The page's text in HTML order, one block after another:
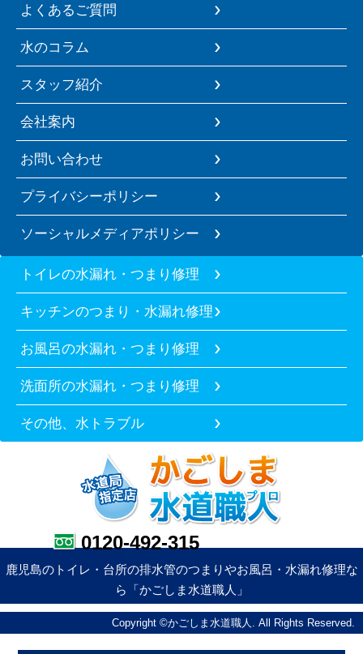
よくあるご質問
水のコラム
スタッフ紹介
会社案内
お問い合わせ
プライバシーポリシー
ソーシャルメディアポリシー
トイレの水漏れ・つまり修理
キッチンのつまり・水漏れ修理
お風呂の水漏れ・つまり修理
洗面所の水漏れ・つまり修理
その他、水トラブル
0120-492-315
鹿児島のトイレ・台所の排水管のつまりやお風呂・水漏れ修理な
ら「かごしま水道職人」
Copyright ©かごしま水道職人. All Rights Reserved.